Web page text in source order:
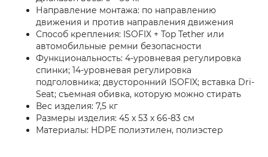
Направление монтажа: по направлению
движения и против направления движения
Способ крепления: ISOFIX + Top Tether или
автомобильные ремни безопасности
Функциональность: 4-уровневая регулировка
спинки; 14-уровневая регулировка
подголовника; двусторонний ISOFIX; вставка Dri-
Seat; съемная обивка, которую можно стирать
Вес изделия: 7,5 кг
Размеры изделия: 45 x 53 x 66-83 см
Материалы: HDPE полиэтилен, полиэстер